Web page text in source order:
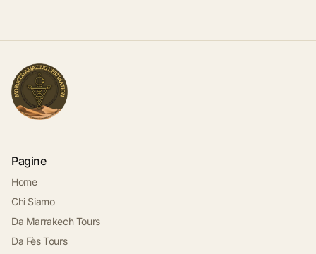
Pagine
Home
Chi Siamo
Da Marrakech Tours
Da Fès Tours